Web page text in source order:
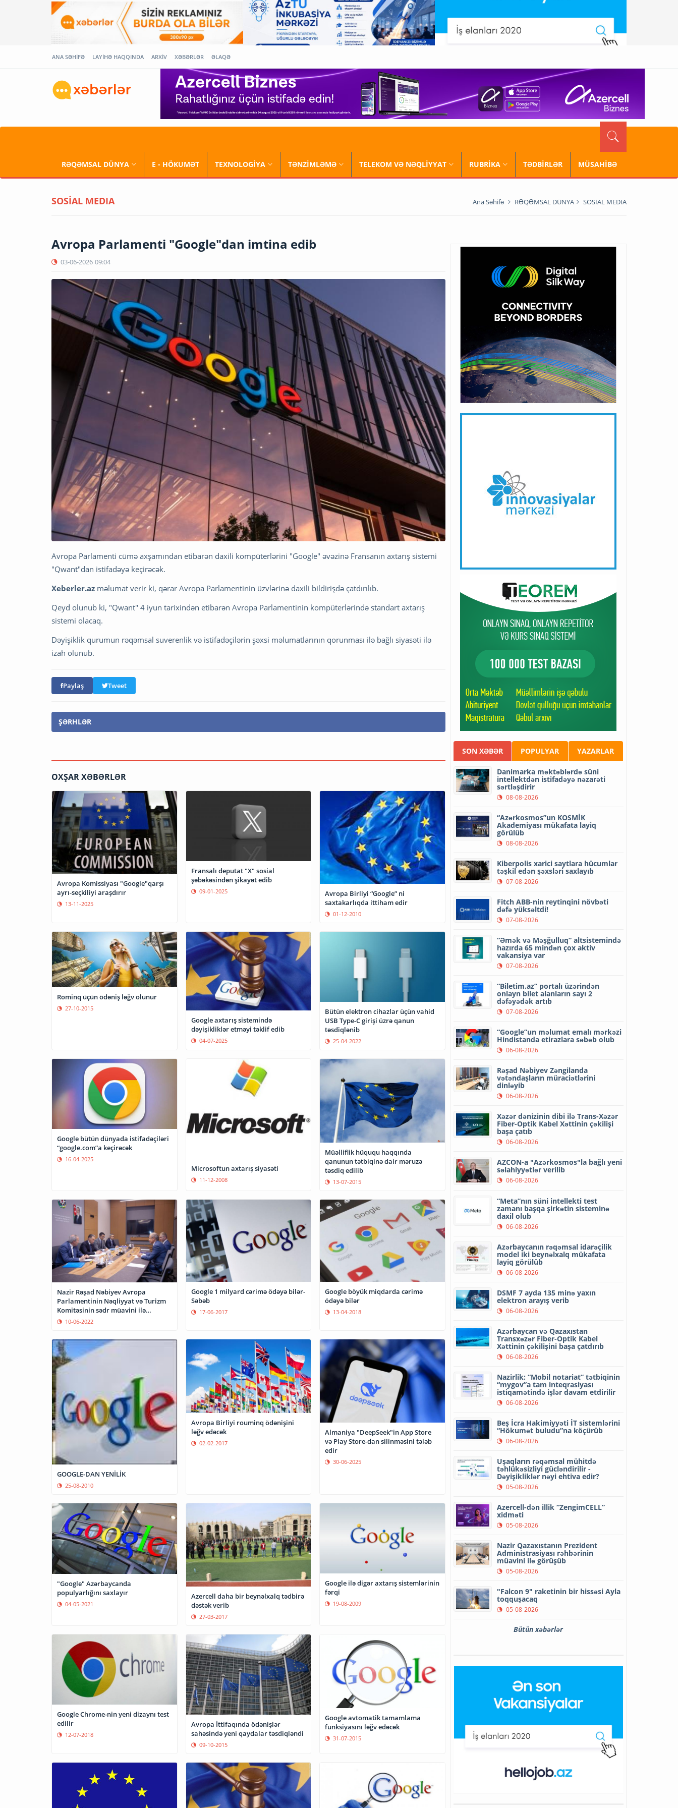
ANA SƏHİFƏ LAYİHƏ HAQQINDA ARXİV XƏBƏRLƏR ƏLAQƏ
RƏQƏMSAL DÜNYA E - HÖKUMƏT TEXNOLOGİYA TƏNZİMLƏMƏ TELEKOM VƏ NƏQLİYYAT RUBRİKA TƏDBİRLƏR MÜSAHİBƏ
SOSİAL MEDIA Ana Səhifə RƏQƏMSAL DÜNYA SOSİAL MEDIA
Avropa Parlamenti "Google"dan imtina edib
03-06-2026 09:04
Avropa Parlamenti cümə axşamından etibarən daxili kompüterlərini "Google" əvəzinə Fransanın axtarış sistemi
"Qwant"dan istifadəyə keçirəcək.
Xeberler.az məlumat verir ki, qərar Avropa Parlamentinin üzvlərinə daxili bildirişdə çatdırılıb.
Qeyd olunub ki, "Qwant" 4 iyun tarixindən etibarən Avropa Parlamentinin kompüterlərində standart axtarış
sistemi olacaq.
Dəyişiklik qurumun rəqəmsal suverenlik və istifadəçilərin şəxsi məlumatlarının qorunması ilə bağlı siyasəti ilə
izah olunub.
Paylaş Tweet
ŞƏRHLƏR
OXŞAR XƏBƏRLƏR
Avropa Komissiyası "Google"qarşı
ayrı-seçkiliyi araşdırır
13-11-2025
Fransalı deputat "X" sosial
şəbəkəsindən şikayət edib
09-01-2025
Avropa Birliyi “Google” ni
saxtakarlıqda ittiham edir
01-12-2010
Rominq üçün ödəniş ləğv olunur
27-10-2015
Google axtarış sistemində
dəyişikliklər etməyi təklif edib
04-07-2025
Bütün elektron cihazlar üçün vahid
USB Type-C girişi üzrə qanun
təsdiqlənib
25-04-2022
Google bütün dünyada istifadəçiləri
“google.com”a keçirəcək
16-04-2025
Microsoftun axtarış siyasəti
11-12-2008
Müəlliflik hüququ haqqında
qanunun tətbiqinə dair məruzə
təsdiq edilib
13-07-2015
Nazir Rəşad Nəbiyev Avropa
Parlamentinin Nəqliyyat və Turizm
Komitəsinin sədr müavini ilə
görüşüb
10-06-2022
Google 1 milyard cərimə ödəyə bilər-
Səbəb
17-06-2017
Google böyük miqdarda cərimə
ödəyə bilər
13-04-2018
GOOGLE-DAN YENİLİK
25-08-2010
Avropa Birliyi rouminq ödənişini
ləğv edəcək
02-02-2017
Almaniya "DeepSeek"in App Store
və Play Store-dan silinməsini tələb
edir
30-06-2025
"Google" Azərbaycanda
populyarlığını saxlayır
04-05-2021
Azercell daha bir beynəlxalq tədbirə
dəstək verib
27-03-2017
Google ilə digər axtarış sistemlərinin
fərqi
19-08-2009
Google Chrome-nin yeni dizaynı test
edilir
12-07-2018
Avropa İttifaqında ödənişlər
sahəsində yeni qaydalar təsdiqləndi
09-10-2015
Google avtomatik tamamlama
funksiyasını ləğv edəcək
31-07-2015
SON XƏBƏR POPULYAR YAZARLAR
Danimarka məktəblərdə süni
intellektdən istifadəyə nəzarəti
sərtləşdirir
08-08-2026
“Azərkosmos”un KOSMİK
Akademiyası mükafata layiq
görülüb
08-08-2026
Kiberpolis xarici saytlara hücumlar
təşkil edən şəxsləri saxlayıb
07-08-2026
Fitch ABB-nin reytinqini növbəti
dəfə yüksəltdi!
07-08-2026
“Əmək və Məşğulluq” altsistemində
hazırda 65 mindən çox aktiv
vakansiya var
07-08-2026
“Biletim.az” portalı üzərindən
onlayn bilet alanların sayı 2
dəfəyədək artıb
07-08-2026
“Google”un məlumat emalı mərkəzi
Hindistanda etirazlara səbəb olub
06-08-2026
Rəşad Nəbiyev Zəngilanda
vətəndaşların müraciətlərini
dinləyib
06-08-2026
Xəzər dənizinin dibi ilə Trans-Xəzər
Fiber-Optik Kabel Xəttinin çəkilişi
başa çatıb
06-08-2026
AZCON-a "Azərkosmos"la bağlı yeni
səlahiyyətlər verilib
06-08-2026
“Meta”nın süni intellekti test
zamanı başqa şirkətin sisteminə
daxil olub
06-08-2026
Azərbaycanın rəqəmsal idarəçilik
model iki beynəlxalq mükafata
layiq görülüb
06-08-2026
DSMF 7 ayda 135 minə yaxın
elektron arayış verib
06-08-2026
Azərbaycan və Qazaxıstan
Transxəzər Fiber-Optik Kabel
Xəttinin çəkilişini başa çatdırıb
06-08-2026
Nazirlik: “Mobil notariat” tətbiqinin
“mygov”a tam inteqrasiyası
istiqamətində işlər davam etdirilir
06-08-2026
Beş İcra Hakimiyyəti İT sistemlərini
“Hökumət buludu”na köçürüb
06-08-2026
Uşaqların rəqəmsal mühitdə
təhlükəsizliyi gücləndirilir -
Dəyişikliklər nəyi ehtiva edir?
05-08-2026
Azercell-dən illik “ZengimCELL”
xidməti
05-08-2026
Nazir Qazaxıstanın Prezident
Administrasiyası rəhbərinin
müavini ilə görüşüb
05-08-2026
"Falcon 9" raketinin bir hissəsi Ayla
toqquşacaq
05-08-2026
Bütün xəbərlər